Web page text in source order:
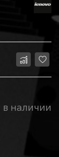
в наличии